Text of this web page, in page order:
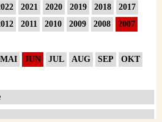
2021 2020 2019 2018
2017
2011 2010 2009 2008
2007
MAI JUN JUL AUG SEP
OKT